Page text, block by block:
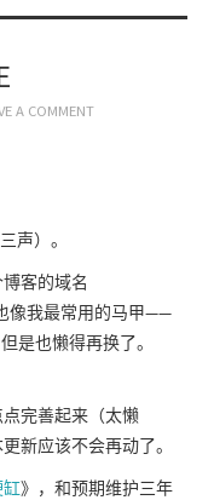
A COMMENT
声）。
客的域名
像我最常用的马甲——
是也懒得再换了。
完善起来（太懒
新应该不会再动了。
缸》，和预期维护三年